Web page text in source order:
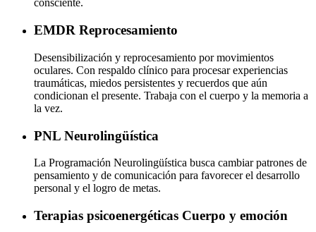
consciente.
EMDR Reprocesamiento
Desensibilización y reprocesamiento por movimientos
oculares. Con respaldo clínico para procesar experiencias
traumáticas, miedos persistentes y recuerdos que aún
condicionan el presente. Trabaja con el cuerpo y la memoria a
la vez.
PNL Neurolingüística
La Programación Neurolingüística busca cambiar patrones de
pensamiento y de comunicación para favorecer el desarrollo
personal y el logro de metas.
Terapias psicoenergéticas Cuerpo y emoción